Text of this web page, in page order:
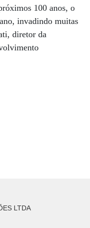
100 anos, o
invadindo muitas
diretor da
LTDA